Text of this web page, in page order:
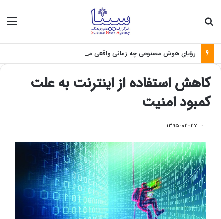
رؤیای هوش مصنوعی چه زمانی واقعی می‌شود؟
کاهش استفاده از اینترنت به علت
کمبود امنیت
۱۳۹۵-۰۲-۲۷